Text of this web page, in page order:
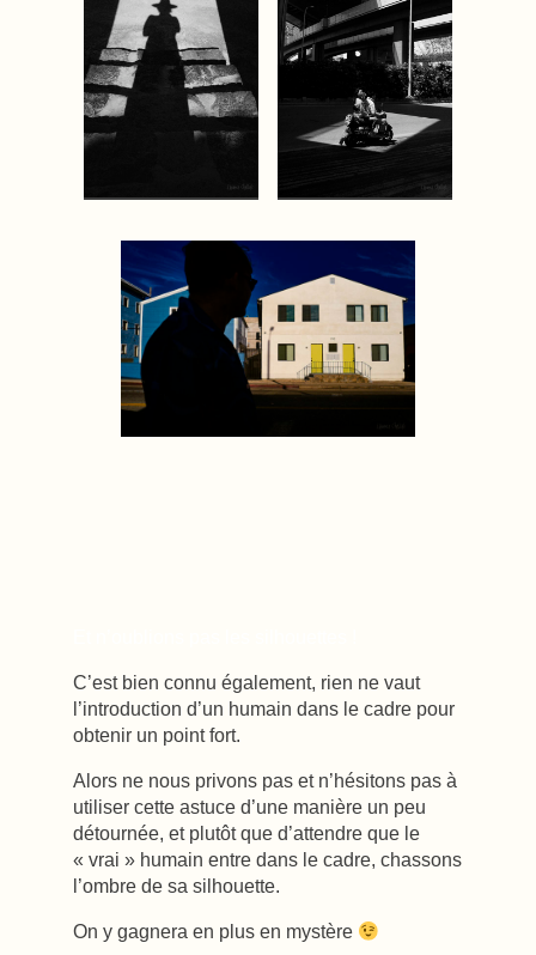
C’est bien connu également, rien ne vaut
l’introduction d’un humain dans le cadre pour
obtenir un point fort.
Alors ne nous privons pas et n’hésitons pas à
utiliser cette astuce d’une manière un peu
détournée, et plutôt que d’attendre que le
« vrai » humain entre dans le cadre, chassons
l’ombre de sa silhouette.
On y gagnera en plus en mystère